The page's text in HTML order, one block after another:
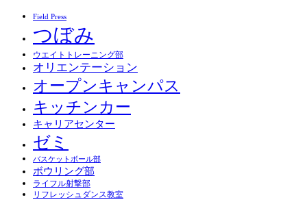
Field Press
つぼみ
ウエイトトレーニング部
オリエンテーション
オープンキャンパス
キッチンカー
キャリアセンター
ゼミ
バスケットボール部
ボウリング部
ライフル射撃部
リフレッシュダンス教室